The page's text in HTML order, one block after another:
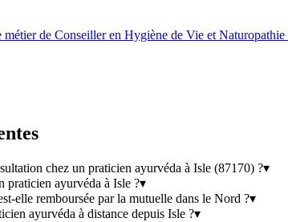
de Conseiller en Hygiène de Vie et
chez un praticien ayurvéda à Isle (87170) ?▾
praticien ayurvéda à Isle ?▾
elle remboursée par la mutuelle dans le Nord ?▾
ayurvéda à distance depuis Isle ?▾